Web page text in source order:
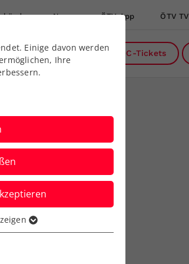
News ÖTV App ÖTV TV
Über uns DC-Tickets
mit
Einige davon werden
Ihre
Funktionen der
dass die Webseite